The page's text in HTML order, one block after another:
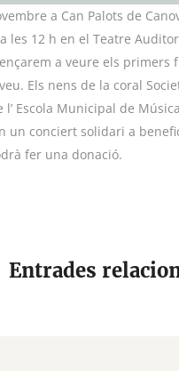
a Can Palots de
les 12 h en el Teatre
a veure els primers
Els nens de la coral
l’ Escola Municipal de
un conciert solidari a
fer una donació.
Entrades